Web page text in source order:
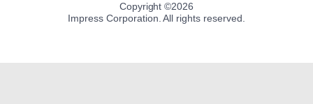
Copyright ©2026
Impress Corporation. All rights reserved.